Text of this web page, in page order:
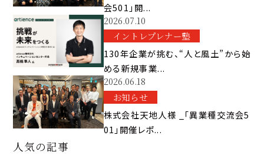
会501」開...
2026.07.10
イントレプレナー塾
130年企業が挑む、“人と風土”から始
める新規事業...
2026.06.18
お知らせ
株式会社天地人様 _「異業種交流会5
01」開催レポ...
人気の記事